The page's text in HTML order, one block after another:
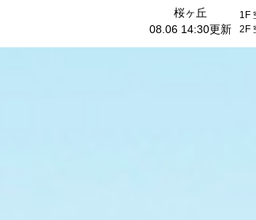
桜ヶ丘
08.06 14:30更新
1F
2F